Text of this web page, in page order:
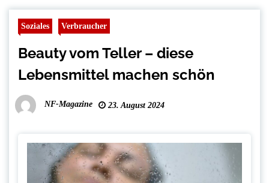
Soziales Verbraucher
Beauty vom Teller – diese
Lebensmittel machen schön
NF-Magazine 23. August 2024